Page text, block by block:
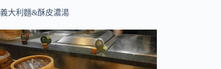
義大利麵&酥皮濃湯